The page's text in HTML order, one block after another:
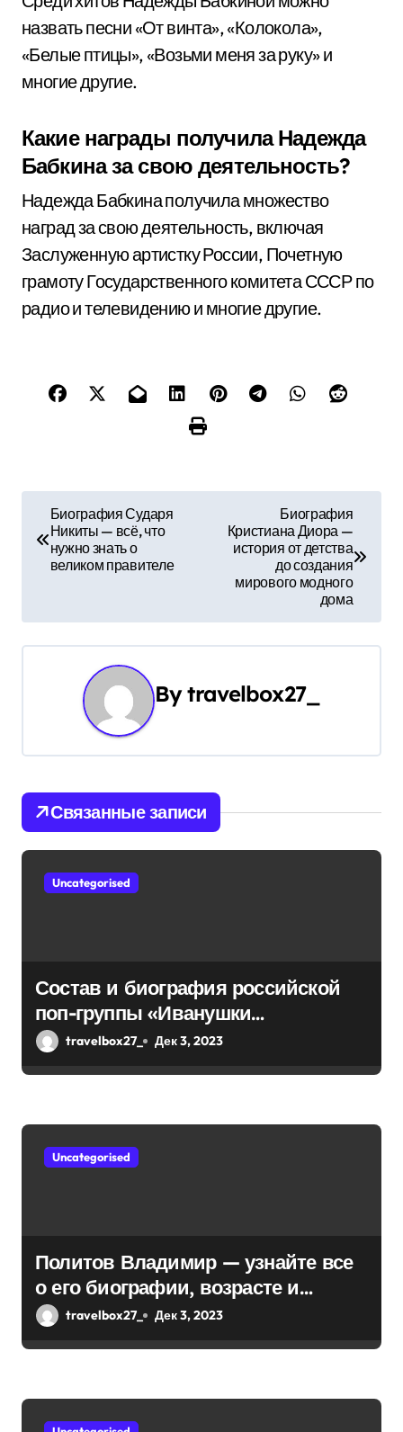
назвать песни «От винта», «Колокола»,
«Белые птицы», «Возьми меня за руку» и
многие другие.
Какие награды получила Надежда
Бабкина за свою деятельность?
Надежда Бабкина получила множество
наград за свою деятельность, включая
Заслуженную артистку России, Почетную
грамоту Государственного комитета СССР по
радио и телевидению и многие другие.
и
г
и
я
п
п
и
с
м
Биография Сударя
Никиты — всё, что
нужно знать о
великом правителе
Биография
Кристиана Диора —
история от детства
до создания
мирового модного
дома
Bytravelbox27_
Связанные записи
Uncategorised
Состав и биография российской
поп-группы «Иванушки
интернешнл» — история успеха,
travelbox27_ Дек 3, 2023
Uncategorised
Политов Владимир — узнайте все
о его биографии, возрасте и
впечатляющих достижениях!
travelbox27_ Дек 3, 2023